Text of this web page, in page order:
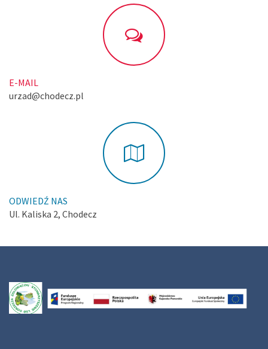
E-MAIL
urzad@chodecz.pl
ODWIEDŹ NAS
Ul. Kaliska 2, Chodecz